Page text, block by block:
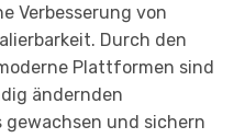
Verbesserung von
Durch den
Plattformen sind
ändernden
und sichern